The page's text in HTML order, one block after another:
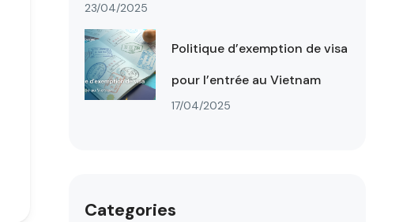
23/04/2025
Politique d’exemption de visa
pour l’entrée au Vietnam
17/04/2025
Categories